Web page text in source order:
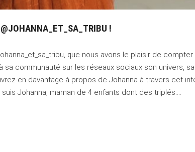
!
que nous avons le plaisir de
communauté sur les réseaux sociaux son univers,
en davantage à propos de Johanna à travers cet
Johanna, maman de 4 enfants dont des triplés.…